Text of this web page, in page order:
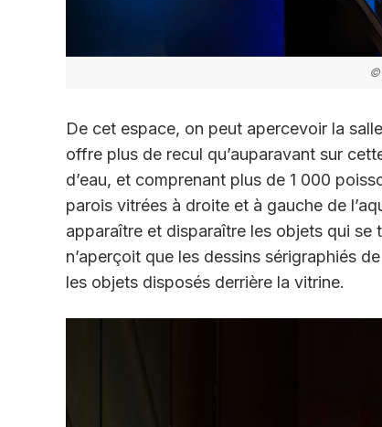
©
De cet espace, on peut apercevoir la
offre plus de recul qu’auparavant sur
d’eau, et comprenant plus de 1 000
parois vitrées à droite et à gauche de
apparaître et disparaître les objets qui se
n’aperçoit que les dessins sérigraphiés
les objets disposés derrière la vitrine.